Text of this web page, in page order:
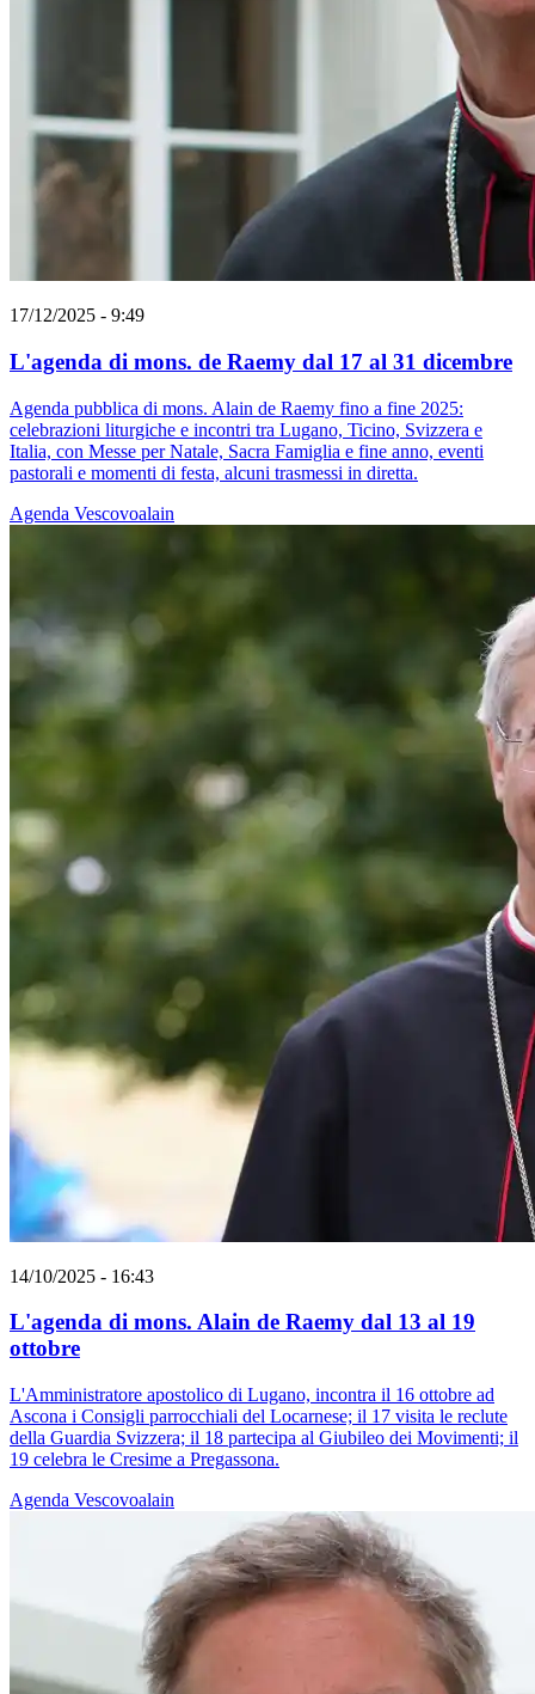
17/12/2025 - 9:49
L'agenda di mons. de Raemy dal 17 al 31 dicembre
Agenda pubblica di mons. Alain de Raemy fino a fine 2025:
celebrazioni liturgiche e incontri tra Lugano, Ticino, Svizzera e
Italia, con Messe per Natale, Sacra Famiglia e fine anno, eventi
pastorali e momenti di festa, alcuni trasmessi in diretta.
Agenda Vescovoalain
14/10/2025 - 16:43
L'agenda di mons. Alain de Raemy dal 13 al 19
ottobre
L'Amministratore apostolico di Lugano, incontra il 16 ottobre ad
Ascona i Consigli parrocchiali del Locarnese; il 17 visita le reclute
della Guardia Svizzera; il 18 partecipa al Giubileo dei Movimenti; il
19 celebra le Cresime a Pregassona.
Agenda Vescovoalain